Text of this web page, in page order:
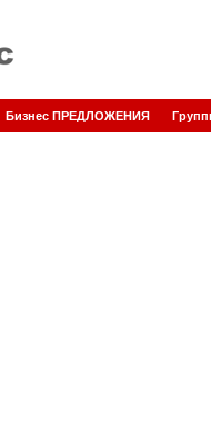
Бизнес ПРЕДЛОЖЕНИЯ